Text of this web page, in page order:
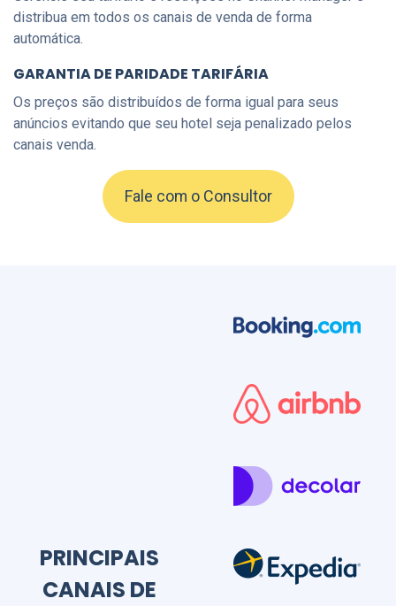
distribua em todos os canais de venda de forma
automática.
GARANTIA DE PARIDADE TARIFÁRIA
Os preços são distribuídos de forma igual para seus
anúncios evitando que seu hotel seja penalizado pelos
canais venda.
Fale com o Consultor
PRINCIPAIS
CANAIS DE